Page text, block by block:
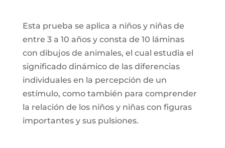
Esta prueba se aplica a niños y niñas de
entre 3 a 10 años y consta de 10 láminas
con dibujos de animales, el cual estudia el
significado dinámico de las diferencias
individuales en la percepción de un
estímulo, como también para comprender
la relación de los niños y niñas con figuras
importantes y sus pulsiones.